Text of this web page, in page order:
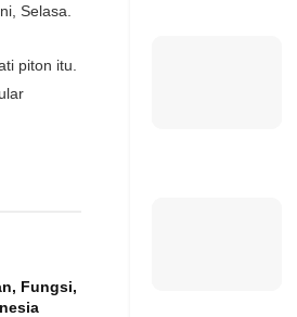
Selasa.
piton itu.
Fungsi,